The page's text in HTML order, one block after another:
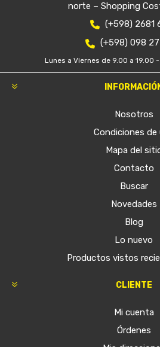
norte – Shopping
(+598) 2681
(+598) 098
Lunes a Viernes de 9.00 a 19.00
Nosotros
Condiciones de
Mapa del
Contacto
Buscar
Novedades
Blog
Lo nuevo
Productos vistos
CLIENTE
Mi cuenta
Órdenes